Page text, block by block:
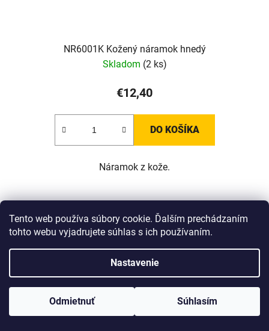
Tento web používa súbory cookie. Ďalším prechádzaním
tohto webu vyjadrujete súhlas s ich používaním.
Nastavenie
Odmietnuť Súhlasím
www.Lotka.sk - najkrajšie šperky za dobré ceny. Pri nákupe nad 50€
poštovné zdarma. Nakupujte s dôverou - naša spoločnosť je s
NR6001K Kožený náramok hnedý
Skladom (2 ks)
€12,40
DO KOŠÍKA
Náramok z kože.